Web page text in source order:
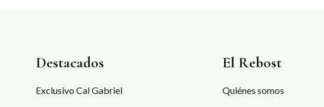
Destacados
Exclusivo Cal Gabriel
El Rebost
Quiénes somos